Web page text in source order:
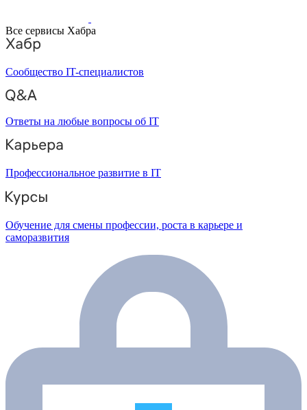
Все сервисы Хабра
Сообщество IT-специалистов
Ответы на любые вопросы об IT
Профессиональное развитие в IT
Обучение для смены профессии, роста в карьере и
саморазвития